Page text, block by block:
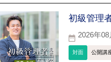
初級管理
2026年
対面 公開講